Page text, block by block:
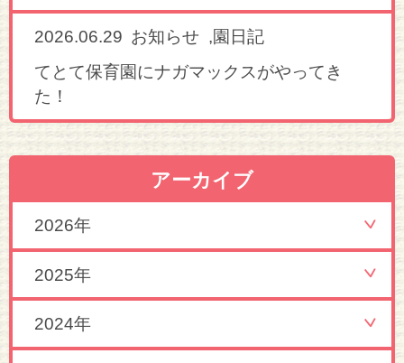
2026.06.29 お知らせ ,園日記
てとて保育園にナガマックスがやってき
た！
アーカイブ
2026年
2025年
2024年